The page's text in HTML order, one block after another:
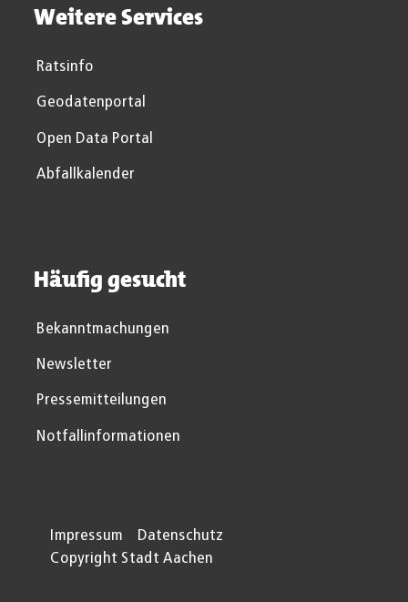
Weitere Services
Ratsinfo
Geodatenportal
Open Data Portal
Abfallkalender
Häufig gesucht
Bekanntmachungen
Newsletter
Pressemitteilungen
Notfallinformationen
Impressum
Datenschutz
Copyright Stadt Aachen